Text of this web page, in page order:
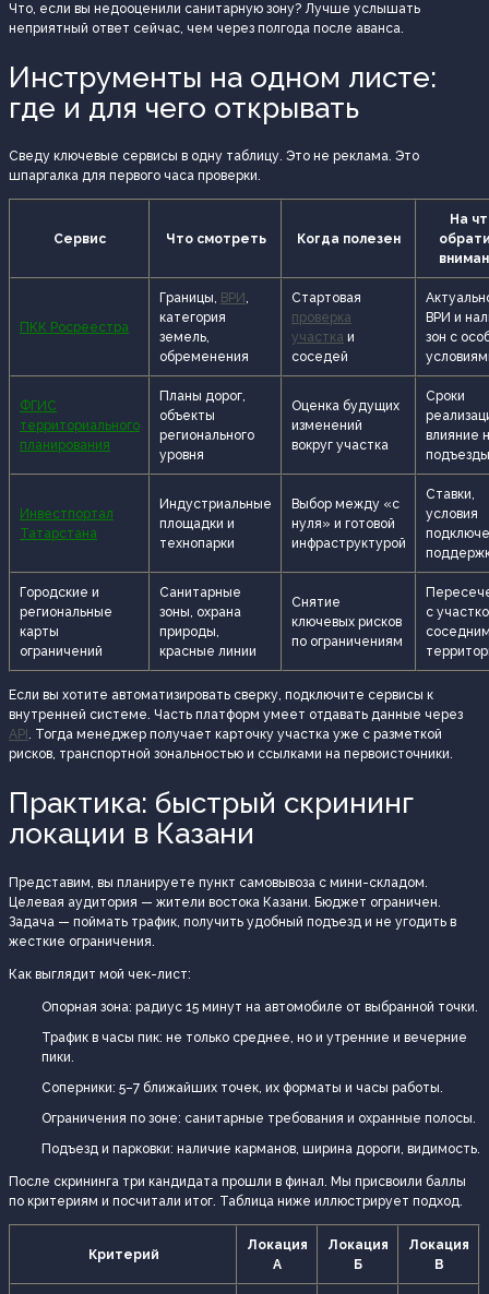
Что, если вы недооценили санитарную зону? Лучше услышать
неприятный ответ сейчас, чем через полгода после аванса.
Инструменты на одном листе:
где и для чего открывать
Сведу ключевые сервисы в одну таблицу. Это не реклама. Это
шпаргалка для первого часа проверки.
Сервис Что смотреть Когда полезен
На
ПКК Росреестра
Границы, ВРИ,
категория
земель,
обременения
Стартовая
проверка
участка и
соседей
ВРИ и
зон с
ФГИС
территориального
планирования
Планы дорог,
объекты
регионального
уровня
Оценка будущих
изменений
вокруг участка
Сроки
влияние
подъезды
Инвестпортал
Татарстана
Индустриальные
площадки и
технопарки
Выбор между «с
нуля» и готовой
инфраструктурой
Ставки,
условия
Городские и
региональные
карты
ограничений
Санитарные
зоны, охрана
природы,
красные линии
Снятие
ключевых рисков
по ограничениям
с
Если вы хотите автоматизировать сверку, подключите сервисы к
внутренней системе. Часть платформ умеет отдавать данные через
API . Тогда менеджер получает карточку участка уже с разметкой
рисков, транспортной зональностью и ссылками на первоисточники.
Практика: быстрый скрининг
локации в Казани
Представим, вы планируете пункт самовывоза с мини-складом.
Целевая аудитория — жители востока Казани. Бюджет ограничен.
Задача — поймать трафик, получить удобный подъезд и не угодить в
жесткие ограничения.
Как выглядит мой чек-лист:
Опорная зона: радиус 15 минут на автомобиле от выбранной точки.
Трафик в часы пик: не только среднее, но и утренние и вечерние
пики.
Соперники: 5–7 ближайших точек, их форматы и часы работы.
Ограничения по зоне: санитарные требования и охранные полосы.
Подъезд и парковки: наличие карманов, ширина дороги, видимость.
После скрининга три кандидата прошли в финал. Мы присвоили баллы
по критериям и посчитали итог. Таблица ниже иллюстрирует подход.
Критерий
Локация
А
Локация
Б
Локация
В